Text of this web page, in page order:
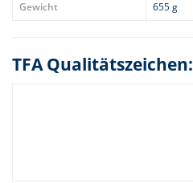
Gewicht 655 g
TFA Qualitätszeichen: